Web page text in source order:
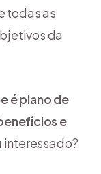
todas as
da
é plano de
e
interessado?